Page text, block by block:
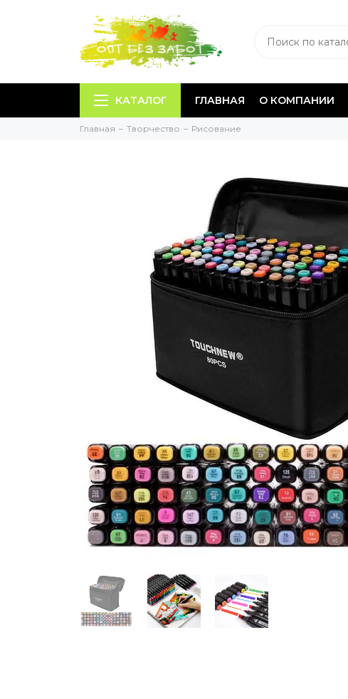
КАТАЛОГ ГЛАВНАЯ О КОМПАНИИ
Главная Творчество Рисование